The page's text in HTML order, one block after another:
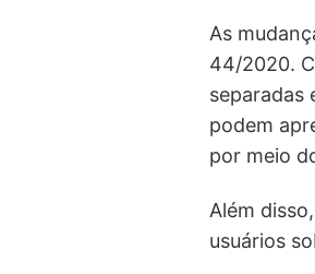
As
44/2020.
separadas
podem
por meio
Além
usuários